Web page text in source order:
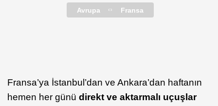
Avrupa Fransa
Fransa’ya İstanbul’dan ve Ankara’dan haftanın
hemen her günü direkt ve aktarmalı uçuşlar